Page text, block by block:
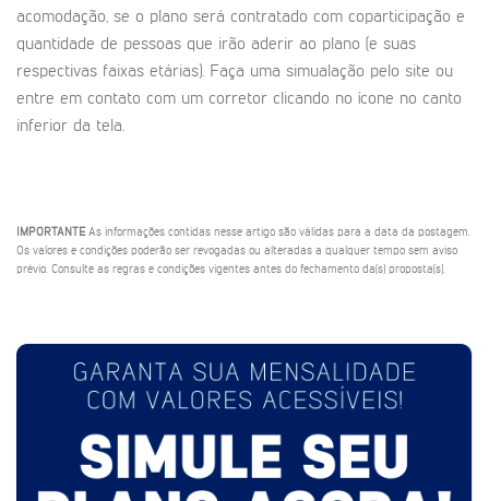
acomodação, se o plano será contratado com coparticipação e
quantidade de pessoas que irão aderir ao plano (e suas
respectivas faixas etárias). Faça uma simualação pelo site ou
entre em contato com um corretor clicando no ícone no canto
inferior da tela.
IMPORTANTE As informações contidas nesse artigo são válidas para a data da postagem.
Os valores e condições poderão ser revogadas ou alteradas a qualquer tempo sem aviso
prévio. Consulte as regras e condições vigentes antes do fechamento da(s) proposta(s).